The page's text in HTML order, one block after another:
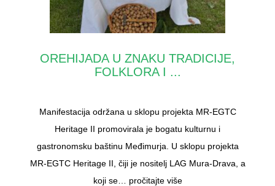
OREHIJADA U ZNAKU TRADICIJE,
FOLKLORA I ...
Manifestacija održana u sklopu projekta MR-EGTC
Heritage II promovirala je bogatu kulturnu i
gastronomsku baštinu Međimurja. U sklopu projekta
MR-EGTC Heritage II, čiji je nositelj LAG Mura-Drava, a
koji se… pročitajte više